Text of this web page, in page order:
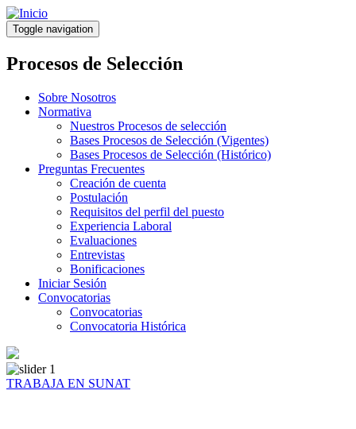
Pasar
al
contenido
principal
Toggle navigation
Procesos de Selección
Sobre Nosotros
Normativa
Nuestros Procesos de selección
Bases Procesos de Selección (Vigentes)
Bases Procesos de Selección (Histórico)
Preguntas Frecuentes
Creación de cuenta
Postulación
Requisitos del perfil del puesto
Experiencia Laboral
Evaluaciones
Entrevistas
Bonificaciones
Iniciar Sesión
Convocatorias
Convocatorias
Convocatoria Histórica
TRABAJA EN SUNAT